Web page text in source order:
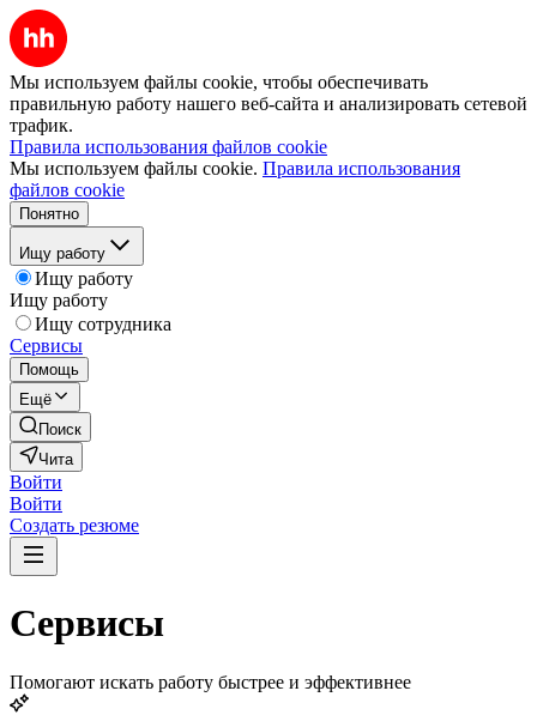
Мы используем файлы cookie, чтобы обеспечивать
правильную работу нашего веб-сайта и анализировать сетевой
трафик.
Правила использования файлов cookie
Мы используем файлы cookie. Правила использования
файлов cookie
Понятно
Ищу работу
Ищу работу
Ищу работу
Ищу сотрудника
Сервисы
Помощь
Ещё
Поиск
Чита
Войти
Войти
Создать резюме
Сервисы
Помогают искать работу быстрее и эффективнее